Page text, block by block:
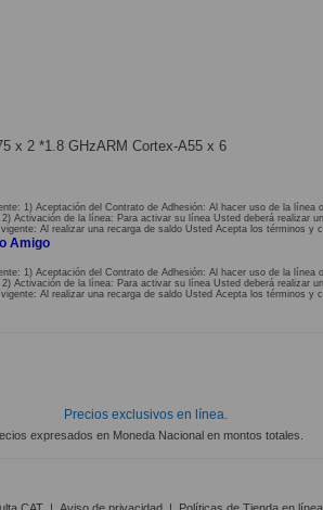
x 2 *1.8 GHzARM Cortex-A55 x 6
1) Aceptación del Contrato de Adhesión: Al hacer uso de la
Activación de la línea: Para activar su línea Usted deberá realizar
Al realizar una recarga de saldo Usted Acepta los términos
Amigo
1) Aceptación del Contrato de Adhesión: Al hacer uso de la
Activación de la línea: Para activar su línea Usted deberá realizar
Al realizar una recarga de saldo Usted Acepta los términos
Precios exclusivos en línea.
expresados en Moneda Nacional en montos totales.